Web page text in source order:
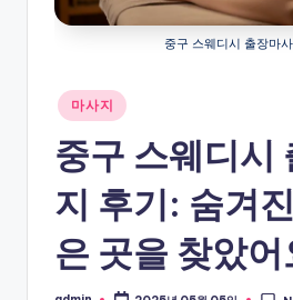
기
중구 스웨디시 출장마
Posted
in
마사지
중구 스웨디시
지 후기: 숨겨
은 곳을 찾았어